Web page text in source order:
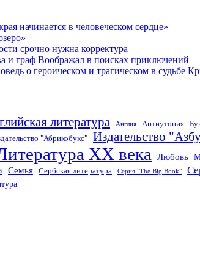
начинается в человеческом сердце»
срочно нужна корректура
и граф Воображал в поисках приключений
о героическом и трагическом в судьбе
литература Англия Антиутопия
"Абрикобукс" Издательство
XX века Любовь
Семья Сербская литература Серия "The Big Book"